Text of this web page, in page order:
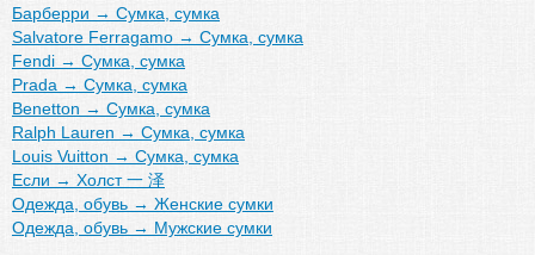
Барберри → Сумка, сумка
Salvatore Ferragamo → Сумка, сумка
Fendi → Сумка, сумка
Prada → Сумка, сумка
Benetton → Сумка, сумка
Ralph Lauren → Сумка, сумка
Louis Vuitton → Сумка, сумка
Если → Холст 一 泽
Одежда, обувь → Женские сумки
Одежда, обувь → Мужские сумки